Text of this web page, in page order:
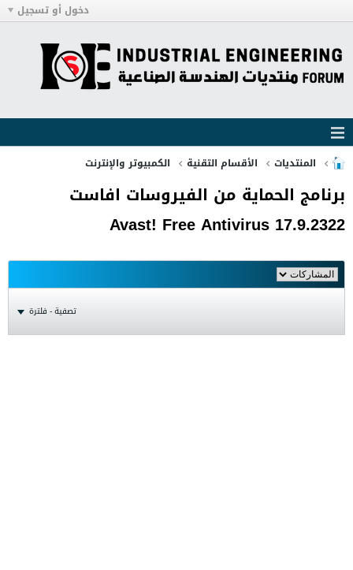
دخول أو تسجيل
المنتديات الأقسام التقنية الكمبيوتر والإنترنت
برنامج الحماية من الفيروسات افاست
Avast! Free Antivirus 17.9.2322
تصفية - فلترة